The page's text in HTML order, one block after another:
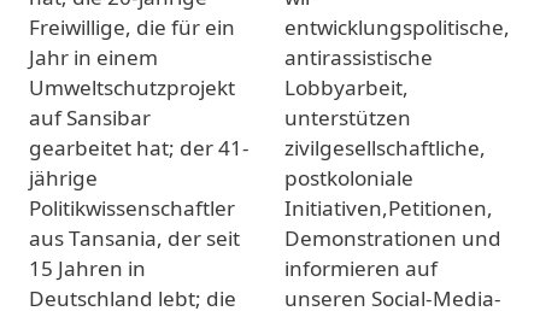
Freiwillige, die für ein
Jahr in einem
Umweltschutzprojekt
auf Sansibar
gearbeitet hat; der 41-
jährige
Politikwissenschaftler
aus Tansania, der seit
15 Jahren in
Deutschland lebt; die
entwicklungspolitische,
antirassistische
Lobbyarbeit,
unterstützen
zivilgesellschaftliche,
postkoloniale
Initiativen,Petitionen,
Demonstrationen und
informieren auf
unseren Social-Media-